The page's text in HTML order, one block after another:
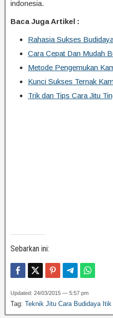
indonesia.
Baca Juga Artikel :
Rahasia Sukses
Cara Cepat Dan Mudah
Metode Pengemukan
Kunci Sukses Ternak
Trik dan Tips Cara Jitu
Sebarkan ini:
Updated: 24/03/2015 — 5:57 pm
Tag: Teknik Jitu Cara Budidaya